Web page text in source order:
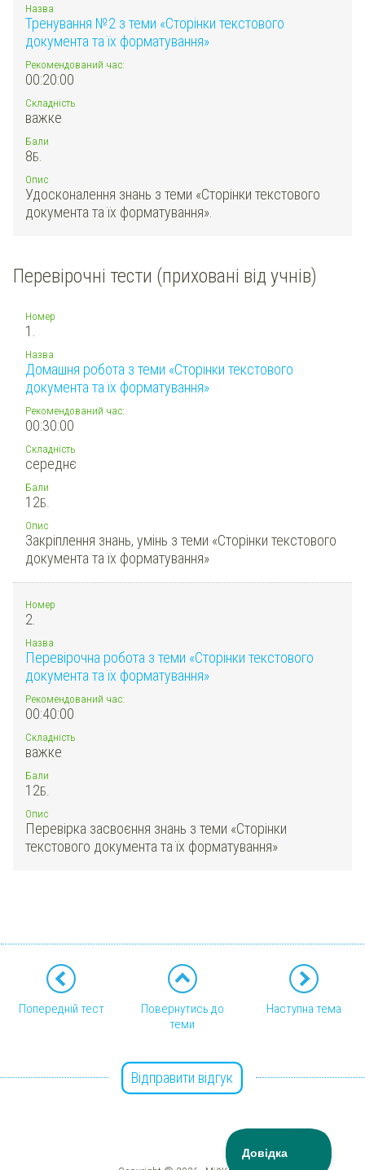
Назва
Тренування №2 з теми «Сторінки текстового
документа та їх форматування»
Рекомендований час:
00:20:00
Складність
важке
Бали
8Б.
Опис
Удосконалення знань з теми «Сторінки текстового
документа та їх форматування».
Перевірочні тести (приховані від учнів)
Номер
1.
Назва
Домашня робота з теми «Сторінки текстового
документа та їх форматування»
Рекомендований час:
00:30:00
Складність
середнє
Бали
12Б.
Опис
Закріплення знань, умінь з теми «Сторінки текстового
документа та їх форматування»
Номер
2.
Назва
Перевірочна робота з теми «Сторінки текстового
документа та їх форматування»
Рекомендований час:
00:40:00
Складність
важке
Бали
12Б.
Опис
Перевірка засвоєння знань з теми «Сторінки
текстового документа та їх форматування»
Попередній тест
Повернутись до
теми
Наступна тема
Відправити відгук